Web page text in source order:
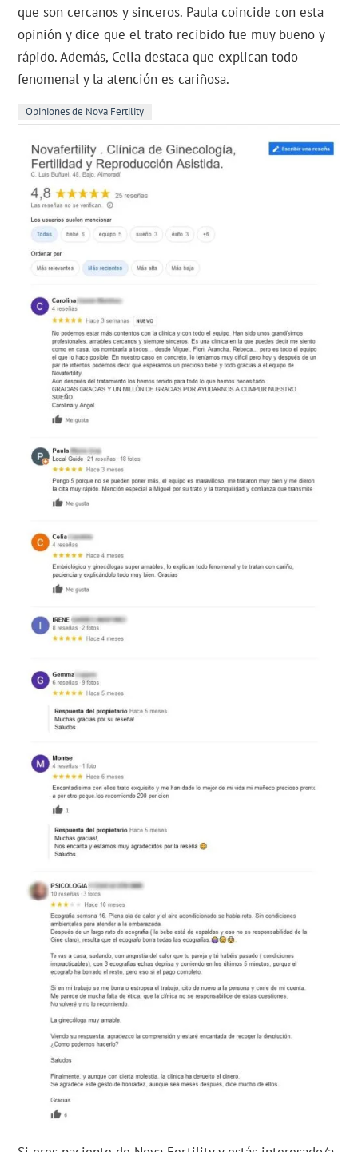
que son cercanos y sinceros. Paula coincide con esta
opinión y dice que el trato recibido fue muy bueno y
rápido. Además, Celia destaca que explican todo
fenomenal y la atención es cariñosa.
Opiniones de Nova Fertility